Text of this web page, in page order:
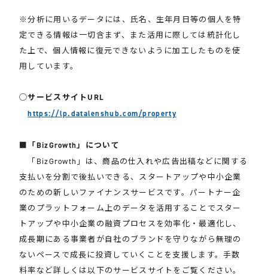
※分析に用いるデータには、氏名、生年月日等の個人を特
定できる情報は一切含まず、また活用に際しては統計化し
た上で、個人情報に復元できないように加工したものを使
用しています。
◯サービスサイトURL
https://lp.datalenshub.com/property
■「BizGrowth」について
「BizGrowth」は、商品の仕入れや広告出稿などに関する
支払いを分割で後払いできる、スタートアップや中小企業
のための新しいファイナンスサービスです。パートナー企
業のプラットフォーム上のデータを活用することでスター
トアップや中小企業の融資プロセスを効率化・最適化し、
成長期にある事業者が自社のブランドを守りながら無理の
ないペースで成長に投資していくことを支援します。手数
料率など詳しくは以下のサービスサイトをご覧ください。